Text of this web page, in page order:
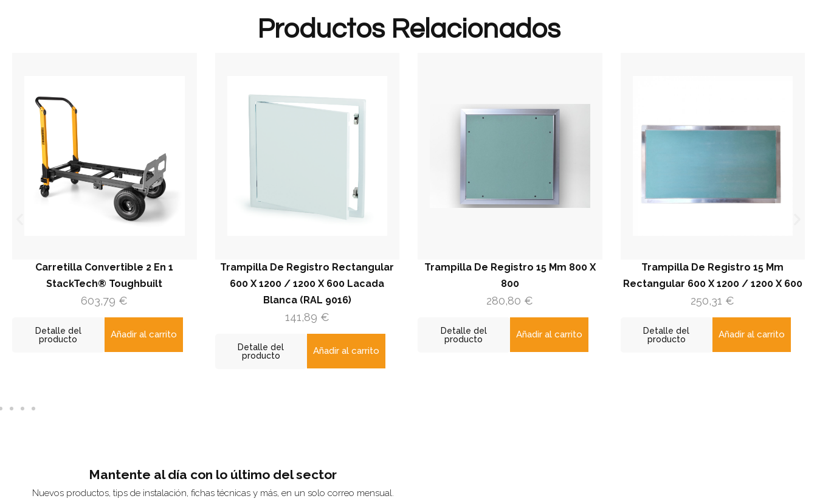
Productos Relacionados
2 En 1
al carrito
Trampilla De Registro Rectangular
600 X 1200 / 1200 X 600 Lacada
141,89
Añadir al carrito
Trampilla De Registro 15 Mm 800 X
800
Añadir al carrito
Trampilla De Registro 15 Mm
Rectangular 600 X 1200 / 1200 X 600
Detalle del
producto
Añadir al carrito
Trampilla De
Rectangular 500 X 1000
Detalle del
producto
Mantente al día con lo último del sector
Nuevos productos, tips de instalación, fichas técnicas y más, en un solo correo mensual.